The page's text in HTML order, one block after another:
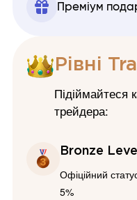
Преміум
Рівні
Підіймайтеся
трейдера:
Bronze
Офіційний
5%